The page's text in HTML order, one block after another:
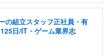
の組立スタッフ正社員・有
日/IT・ゲーム業界志